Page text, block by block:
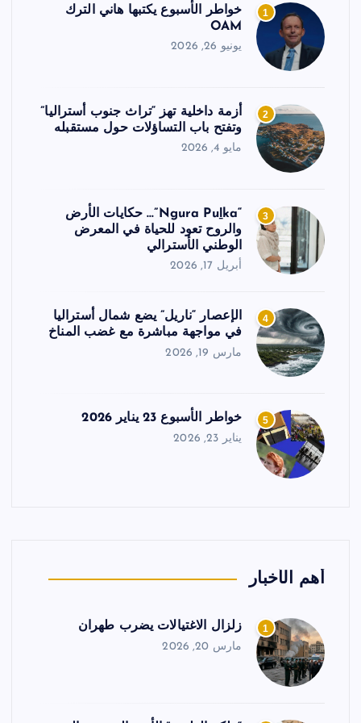
1
خواطر الأسبوع يكتبها هاني الترك
OAM
يونيو 26, 2026
2
أزمة داخلية تهز “تراث جنوب أستراليا”
وتفتح باب التساؤلات حول مستقبله
مايو 4, 2026
3
“Ngura Puḻka”… حكايات الأرض
والروح تعود للحياة في المعرض
الوطني الأسترالي
أبريل 17, 2026
4
الإعصار “ناريل” يضع شمال أستراليا
في مواجهة مباشرة مع غضب المناخ
مارس 19, 2026
5 خواطر الأسبوع 23 يناير 2026
يناير 23, 2026
أهم الأخبار
1 زلزال الاغتيالات يضرب طهران
مارس 20, 2026